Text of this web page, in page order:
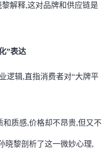
解释,这对品牌和供应链是
”表达
逻辑,直指消费者对“大牌平
质感,价格却不昂贵,但又不
晓黎剖析了这一微妙心理,